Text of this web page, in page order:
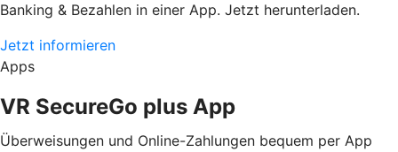
Banking & Bezahlen in einer App. Jetzt herunterladen.
Jetzt informieren
Apps
VR SecureGo plus App
Überweisungen und Online-Zahlungen bequem per App